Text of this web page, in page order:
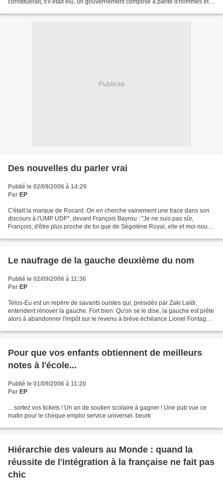
constituerait, s'il était élu, un gouvernement composé à parité d'hommes et
Publicité
Des nouvelles du parler vrai
Publié le 02/09/2006 à 14:29
Par EP
C'était la marque de Rocard. On en cherche vainement une trace dans son
discours à l'UMP UDF*, devant François Bayrou : "Je ne suis pas sûr,
François, d'être plus proche de toi que de Ségolène Royal, elle et moi nous
Le naufrage de la gauche deuxième du nom
Publié le 02/09/2006 à 11:36
Par EP
Telos-Eu est un repère de savants ouistes qui, présidés par Zaki Laïdi,
entendent rénover la gauche. Fort bien. Qu'on se le dise, la gauche est prête
alors à abandonner l'impôt sur le revenu à brève échéance.Lionel Fontagné,
Pour que vos enfants obtiennent de meilleurs
notes à l'école...
Publié le 01/09/2006 à 11:20
Par EP
... sortez vos tickets ! Un an de soutien scolaire à gagner ! Une pub vue ce
matin pour le chèque emploi service universel. beurk
Hiérarchie des valeurs au Monde : quand la
réussite de l'intégration à la française ne fait pas
chic